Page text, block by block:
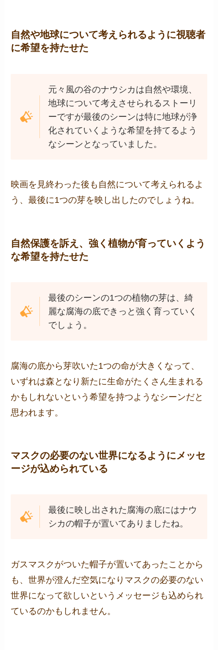
自然や地球について考えられるように視聴者
に希望を持たせた
元々風の谷のナウシカは自然や環境、
地球について考えさせられるストーリ
ーですが最後のシーンは特に地球が浄
化されていくような希望を持てるよう
なシーンとなっていました。
映画を見終わった後も自然について考えられるよ
う、最後に1つの芽を映し出したのでしょうね。
自然保護を訴え、強く植物が育っていくよう
な希望を持たせた
最後のシーンの1つの植物の芽は、綺
麗な腐海の底できっと強く育っていく
でしょう。
腐海の底から芽吹いた1つの命が大きくなって、
いずれは森となり新たに生命がたくさん生まれる
かもしれないという希望を持つようなシーンだと
思われます。
マスクの必要のない世界になるようにメッセ
ージが込められている
最後に映し出された腐海の底にはナウ
シカの帽子が置いてありましたね。
ガスマスクがついた帽子が置いてあったことから
も、世界が澄んだ空気になりマスクの必要のない
世界になって欲しいというメッセージも込められ
ているのかもしれません。